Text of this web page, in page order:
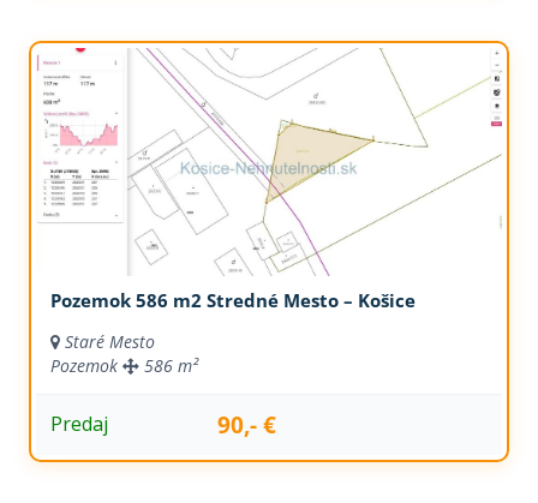
Pozemok 586 m2 Stredné Mesto – Košice
Staré Mesto
Pozemok
586 m²
Predaj 90,- €